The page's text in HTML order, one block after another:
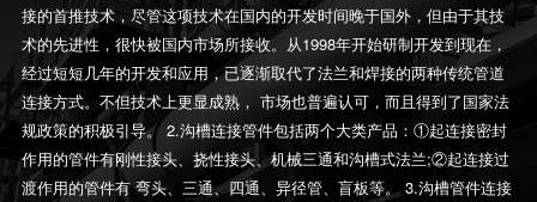
接的首推技术，尽管这项技术在国内的开发时间晚于国外，但由于其技
术的先进性，很快被国内市场所接收。从1998年开始研制开发到现在，
经过短短几年的开发和应用，已逐渐取代了法兰和焊接的两种传统管道
连接方式。不但技术上更显成熟， 市场也普遍认可，而且得到了国家法
规政策的积极引导。 2.沟槽连接管件包括两个大类产品：①起连接密封
作用的管件有刚性接头、挠性接头、机械三通和沟槽式法兰;②起连接过
渡作用的管件有 弯头、三通、四通、异径管、盲板等。 3.沟槽管件连接